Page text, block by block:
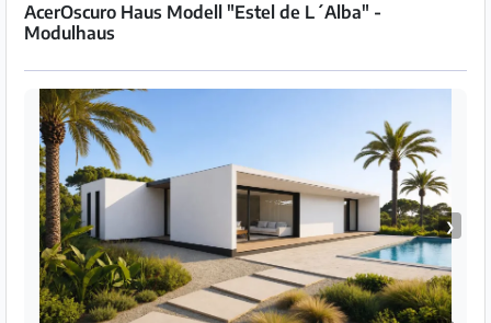
AcerOscuro Haus Modell "Estel de L´Alba" -
Modulhaus
❯